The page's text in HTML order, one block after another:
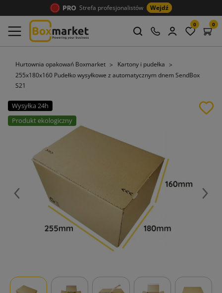
Strefa profesjonalistów Wejdź
0 0
Hurtownia opakowań Boxmarket
Kartony i pudełka
255x180x160 Pudełko wysyłkowe z automatycznym dnem SendBox
S21
Wysyłka 24h
Produkt ekologiczny
Poprzedni